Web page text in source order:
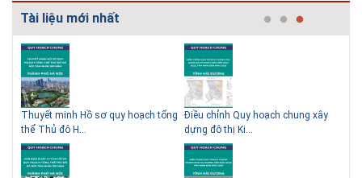
Tuyển sinh 2025, Khoa kỹ thuật hạ tầng và môi trường đô thị
- Đại học Kiến trúc...
Thông tin tuyển sinh đại học 2025 Khoa kỹ thuật hạ tầng và môi trường
đô thị - Đại học Kiến trúc Hà Nội Tuyển sinh đại học với 280 chỉ tiêu, thời
gian đào tạo 4,5 năm
Tài liệu mới nhất
Thuyết minh Hồ sơ quy hoạch tổng
thể Thủ đô H...
Điều chỉnh Quy hoạch chung xây
dựng đô thị Ki...